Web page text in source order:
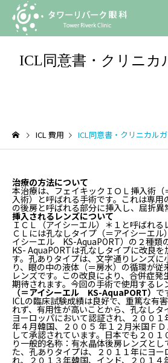
ICL同意書・クリニカ
ICL 費用 ICL同意書・クリニカル
治療の方法について
本治療は、フェイキックＩＯＬ挿入術
入術）と呼ばれる手術です。これは専用
の後房と呼ばれる部分に挿入し、屈折異
挿入されるレンズについて
ＩＣＬ（アイシーエル）＊１と呼ばれる
ＣＬには孔なしタイプ（＝アイシーエ
イシーエル KS-AquaPORT）の２種類
KS- AquaPORTは孔なしタイプに改良
す。孔ありタイプは、文字通りレンズ
り、眼の中の液体（＝房水）の循環が
レンズです。この改良により、合併症
期待されます。今回の手術で使用するレ
（＝アイシーエル KS-AquaPORT） で
ICLの臨床試験成績は良好で、重篤な有
れず、有用性が高いことから、孔なしタ
ヨーロッパにおいて認証され、２００１
年４月韓国、２００５ 年１２月米国Ｆ
して承認されています。日本でも２０
り一般的名称：有水晶体後房レンズと
た、孔ありタイプは、２０１１年にヨ
れ、２０１３年韓国、インド、２０１４